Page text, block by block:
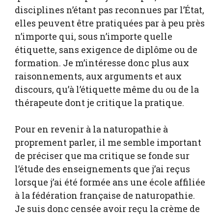
disciplines n’étant pas reconnues par l’État,
elles peuvent être pratiquées par à peu près
n’importe qui, sous n’importe quelle
étiquette, sans exigence de diplôme ou de
formation. Je m’intéresse donc plus aux
raisonnements, aux arguments et aux
discours, qu’à l’étiquette même du ou de la
thérapeute dont je critique la pratique.
Pour en revenir à la naturopathie à
proprement parler, il me semble important
de préciser que ma critique se fonde sur
l’étude des enseignements que j’ai reçus
lorsque j’ai été formée ans une école affiliée
à la fédération française de naturopathie.
Je suis donc censée avoir reçu la crème de